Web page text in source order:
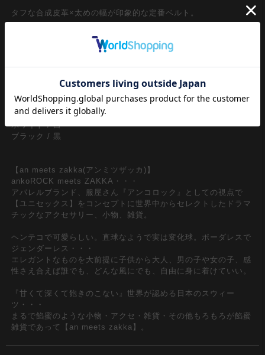
タフな合成皮革×太めの幅が印象的な定番ベルト。
ミニボールスタッズで描いた花柄やバタフライ模様でネイティブ
調の空気感を表現。様々な花模様にギラギラっと乱反射する大粒
リートやロック、モードスタイルはもちろん、90ｓ、Y2K、古着
ミックススタイルやアメカジといったレトロでクラシックな流れ
のトレンドスタイルにも相性抜群な一本。
『カラー』
ホワイト / 白
ブラック / 黒
【an meets zakka(アンミツザッカ)】
ankoROCK meets ZAKKA・・・
アパレルブランド、服屋さん『アンコロック』としての視点で
【ユニセックス】をコンセプトに世界中からセレクトしたドラマ
チックなアクセサリー、小物、雑貨。
ヘンテコで可愛らしい。直球なようで実は変化球。ボーダレスで
ジェンダーレス・・・
エレガントなものを大前提に子供から大人、男の子や女の子、感
性さえ合えば誰でも、どんな風にでも、自由に身に着けていい。
『甘くて深くて飽きのこない』世界が認める日本のスウィー
ツ・・・
まるで餡蜜のような小物・アクセ・雑貨・その他もろもろが餡蜜
雑貨であって【an meets zakka】。